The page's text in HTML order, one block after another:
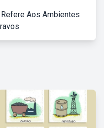
Aos Ambientes